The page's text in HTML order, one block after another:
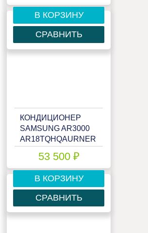
В КОРЗИНУ
СРАВНИТЬ
КОНДИЦИОНЕР
SAMSUNG AR3000
AR18TQHQAURNER
53 500 ₽
В КОРЗИНУ
СРАВНИТЬ